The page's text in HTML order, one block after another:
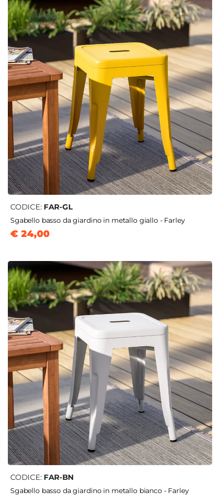
CODICE: FAR-GL
Sgabello basso da giardino in metallo giallo - Farley
€ 24,00
CODICE: FAR-BN
Sgabello basso da giardino in metallo bianco - Farley